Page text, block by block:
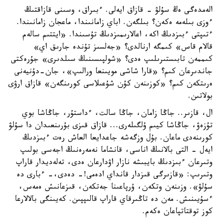
الەمدەگى ەڭ سۇلۋ - قازاق ايەلى. ءبىراق، وسىنى قازاقتىڭ
ءوزى بىلەمە ەكەن؟ بىلگەن. اباي زامانىندا، ماعجان زامانىندا.
ءتىپتى ءبىزدىڭ اكە، اعالارىمىزدىڭ تۇسىندا. «ايتتىم سالەم
قالام قاس» كىمگە ارنالدى؟ «جەلسىز تۇندە جارىق اي»
كىممەن تابىستىرىلىپ ەدى؟ «شولپىسىنىڭ سىلدىرى» جۇرەكتى
جاندىرعان كىم؟ «قارا شاشى مويىنعا ورالىپ»، جان-دۇنيەنى
ەرىتكەن كىم؟ «كوزىنەن كۇن شۇعىلاسى كورىنگەن» قازاق ارۋى
بولاتىن.
ال، قازىر.. جاڭا زامان، جاڭا سالت، ءداستۇر، جاڭاشا بوي
تۇزەۋ، جاڭاشا كيىم ۇلگىلەرى... قازاق قىزى بۇرىنعىدان دا سۇلۋ
كورىنەدى ماعان. بۇل وزگەشە جاعدايعا العاش رەت ءبىزدىڭ
ايەل - التى بالانىڭ اناسى، قانشاما نەمەرەنىڭ اجەسى بولىپ
وتىرعان ءبىزدىڭ بايبىشە نازار اۋدارعان ەدى، تەلەديدار قاراپ
وتىرىپ: «قازىرگى قىزدار قانداي ادەمى!- دەدى،- ءبارى دە
سۇلۋ». وزىنەن وتكەن، ۇرپاعىنا جەتكەن، قىزعانىش ەمەس،
ءسۇيىنىش. مەن دە تاڭىرقاي قاراپ قالىپپىن. كەيىنگى بالالارعا
كوز توقتاتپاعان ەكەم.